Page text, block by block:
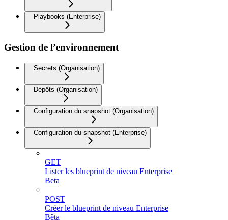
Playbooks (Enterprise)
Gestion de l’environnement
Secrets (Organisation)
Dépôts (Organisation)
Configuration du snapshot (Organisation)
Configuration du snapshot (Enterprise)
GET
Lister les blueprint de niveau Enterprise
Beta
POST
Créer le blueprint de niveau Enterprise
Bêta